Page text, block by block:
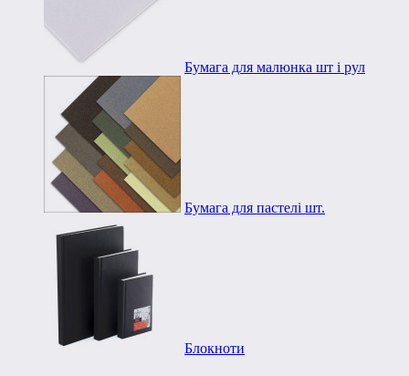
Бумага для малюнка шт і рул
Бумага для пастелі шт.
Блокноти